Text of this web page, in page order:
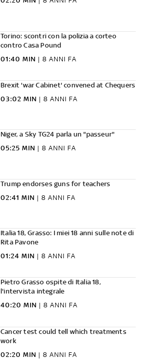
Torino: scontri con la polizia a corteo
contro Casa Pound
01:40 MIN | 8 ANNI FA
Brexit 'war Cabinet' convened at Chequers
03:02 MIN | 8 ANNI FA
Niger, a Sky TG24 parla un "passeur"
05:25 MIN | 8 ANNI FA
Trump endorses guns for teachers
02:41 MIN | 8 ANNI FA
Italia 18, Grasso: I miei 18 anni sulle note di
Rita Pavone
01:24 MIN | 8 ANNI FA
Pietro Grasso ospite di Italia 18,
l'intervista integrale
40:20 MIN | 8 ANNI FA
Cancer test could tell which treatments
work
02:20 MIN | 8 ANNI FA